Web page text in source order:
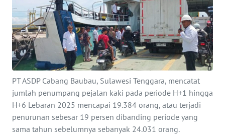
PT ASDP Cabang Baubau, Sulawesi Tenggara, mencatat
jumlah penumpang pejalan kaki pada periode H+1 hingga
H+6 Lebaran 2025 mencapai 19.384 orang, atau terjadi
penurunan sebesar 19 persen dibanding periode yang
sama tahun sebelumnya sebanyak 24.031 orang.
BERITA
KONTAK
KAMI
INFO
IKLAN
TENTANG
KAMI